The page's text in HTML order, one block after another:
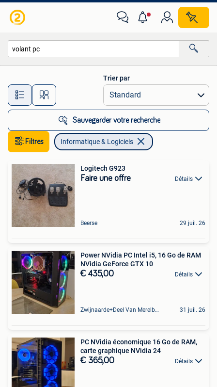
Toutes les distances…
Trier par
Sauvegarder votre recherche
Filtres Informatique & Logiciels
Logitech G923
Faire une offre Détails
Beerse 29 juil. 26
Power NVidia PC Intel i5, 16 Go de RAM
NVidia GeForce GTX 10
€ 435,00 Détails
Zwijnaarde+Deel Van Merelbeke 31 juil. 26
PC NVidia économique 16 Go de RAM,
carte graphique NVidia 24
€ 365,00 Détails